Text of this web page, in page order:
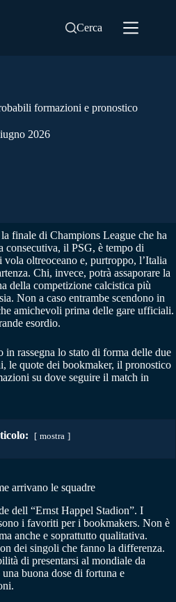
Cerca
formazioni e pronostico
2026
finale di Champions League che ha
consecutiva, il PSG, è tempo di
oltreoceano e, purtroppo, l’Italia
Chi, invece, potrà assaporare la
della competizione calcistica più
Non a caso entrambe scendono in
amichevoli prima delle gare ufficiali.
esordio.
in rassegna lo stato di forma delle due
le quote dei bookmaker, il pronostico
su dove seguire il match in
mostra
arrivano le squadre
dell “Ernst Happel Stadion”. I
i favoriti per i bookmakers. Non è
anche e soprattutto qualitativa.
dei singoli che fanno la differenza.
di presentarsi al mondiale da
buona dose di fortuna e